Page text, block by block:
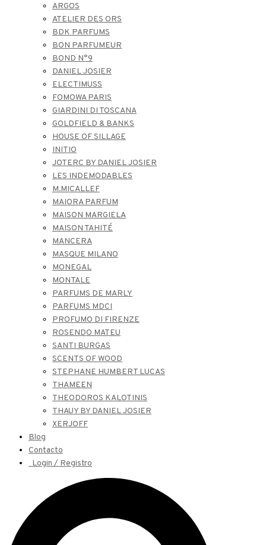
ARGOS
ATELIER DES ORS
BDK PARFUMS
BON PARFUMEUR
BOND N°9
DANIEL JOSIER
ELECTIMUSS
FOMOWA PARIS
GIARDINI DI TOSCANA
GOLDFIELD & BANKS
HOUSE OF SILLAGE
INITIO
JOTERC BY DANIEL JOSIER
LES INDEMODABLES
M.MICALLEF
MAIORA PARFUM
MAISON MARGIELA
MAISON TAHITÉ
MANCERA
MASQUE MILANO
MONEGAL
MONTALE
PARFUMS DE MARLY
PARFUMS MDCI
PROFUMO DI FIRENZE
ROSENDO MATEU
SANTI BURGAS
SCENTS OF WOOD
STEPHANE HUMBERT LUCAS
THAMEEN
THEODOROS KALOTINIS
THAUY BY DANIEL JOSIER
XERJOFF
Blog
Contacto
Login / Registro